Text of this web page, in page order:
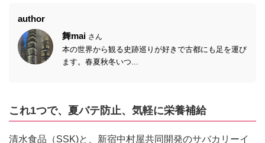
author
舞mai さん
本の世界から観る史跡巡りが好きで古都にも足を運び
ます。春夏秋冬いつ...
これ1つで、夏バテ防止、気軽に栄養補給
清水食品（SSK)と、新宿中村屋共同開発のサバカリーイ